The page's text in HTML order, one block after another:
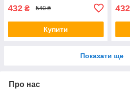
432 ₴ 540 ₴
Купити
432
Показати ще
Про нас